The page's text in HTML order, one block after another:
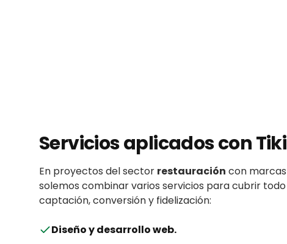
Servicios aplicados con
En proyectos del sector restauración con marcas
solemos combinar varios servicios para cubrir
captación, conversión y fidelización:
Diseño y desarrollo web.